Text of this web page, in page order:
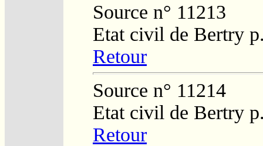
Source n° 11213
Etat civil de Bertry
Retour
Source n° 11214
Etat civil de Bertry
Retour